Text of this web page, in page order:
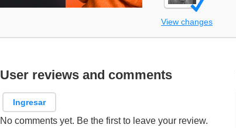
View changes
User reviews and comments
Ingresar
No comments yet. Be the first to leave your review.